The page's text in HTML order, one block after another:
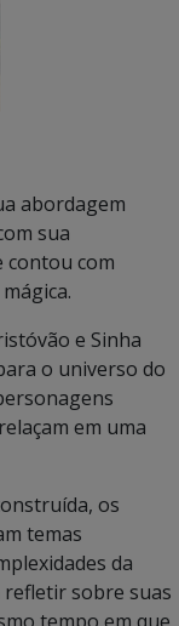
abordagem
sua
contou com
e Sinha
o universo do
em uma
os
temas
da
refletir sobre suas